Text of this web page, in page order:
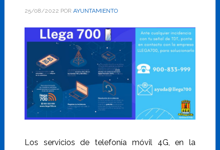
25/08/2022 POR AYUNTAMIENTO
Los servicios de telefonía móvil 4G, en la